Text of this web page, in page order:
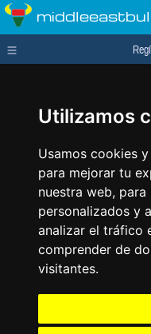
Utilizamos
Usamos cookies
para mejorar tu
nuestra web,
personalizados y
analizar el tráfico
comprender de
visitantes.